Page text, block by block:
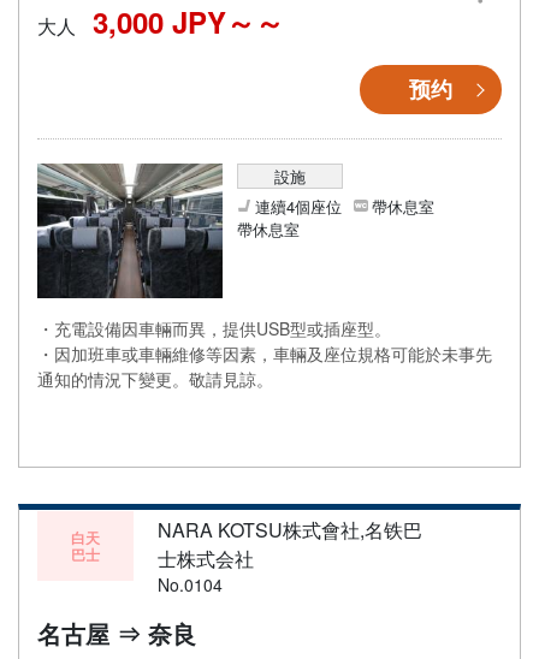
大人 3,000 JPY～
预约
設施
連續4個座位
帶休息室
帶休息室
・充電設備因車輛而異，提供USB型或插座型。
・因加班車或車輛維修等因素，車輛及座位規格可能於未事先
通知的情況下變更。敬請見諒。
白天
巴士
NARA KOTSU株式會社,名铁巴
士株式会社
No.0104
名古屋 ⇒ 奈良